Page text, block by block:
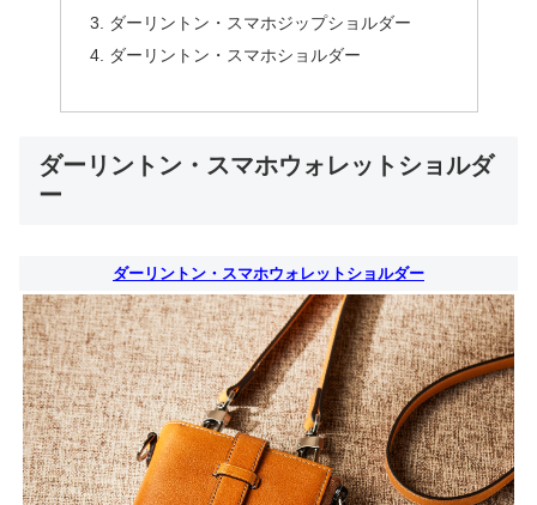
ダーリントン・スマホジップショルダー
ダーリントン・スマホショルダー
ダーリントン・スマホウォレットショルダ
ー
ダーリントン・スマホウォレットショルダー